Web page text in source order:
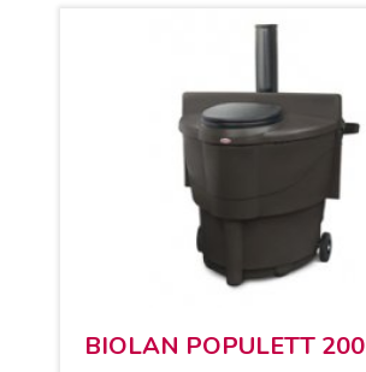
BIO­LAN PO­PU­LETT 200